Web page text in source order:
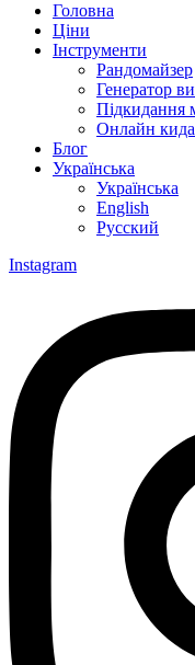
Головна
Ціни
Інструменти
Рандомайзер
Генератор
Підкидання
Онлайн
Блог
Українська
Українська
English
Русский
Instagram